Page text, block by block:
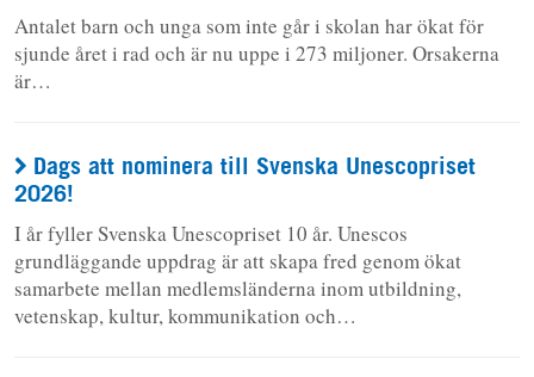
Antalet barn och unga som inte går i skolan har ökat för
sjunde året i rad och är nu uppe i 273 miljoner. Orsakerna
är…
Dags att nominera till Svenska Unescopriset
2026!
I år fyller Svenska Unescopriset 10 år. Unescos
grundläggande uppdrag är att skapa fred genom ökat
samarbete mellan medlemsländerna inom utbildning,
vetenskap, kultur, kommunikation och…